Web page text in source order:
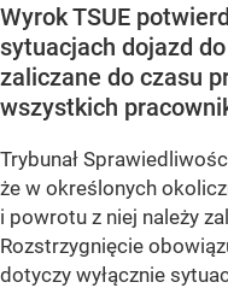
Wyrok TSUE
sytuacjach dojazd
zaliczane do czasu
wszystkich
Trybunał
że w określonych
i powrotu z niej należy
Rozstrzygnięcie
dotyczy wyłącznie